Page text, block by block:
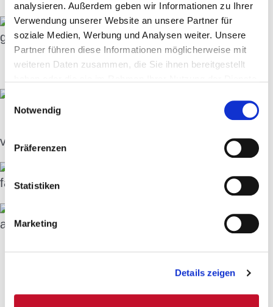
analysieren. Außerdem geben wir Informationen zu Ihrer
Verwendung unserer Website an unsere Partner für
soziale Medien, Werbung und Analysen weiter. Unsere
Partner führen diese Informationen möglicherweise mit
weiteren Daten zusammen, die Sie ihnen bereitgestellt
Einwilligungsauswahl
Notwendig
Präferenzen
Statistiken
Marketing
Details zeigen
golle.de
sonnensegel.de
vfc-plauen.de
fanprojekt-plauen-vogtland.de
american-cars-rodewisch.de